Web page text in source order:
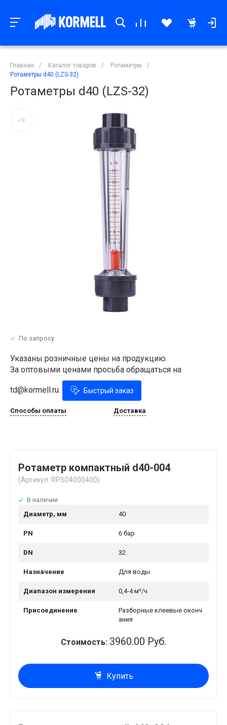
Главная / Каталог товаров / Ротаметры
/
Ротаметры d40 (LZS-32)
Ротаметры d40 (LZS-32)
По запросу
Указаны розничные цены на продукцию.
За оптовыми ценами просьба обращаться на
td@kormell.ru. Быстрый заказ
Способы оплаты Доставка
Ротаметр компактный d40-004
(Артикул: RPS04000400)
В наличии
Диаметр, мм
40
PN 6 бар
DN 32
Назначение Для воды
Диапазон измерения 0,4-4 м³/ч
Присоединение
Разборные клеевые оконч
ания
Стоимость: 3960.00 Руб.
Купить